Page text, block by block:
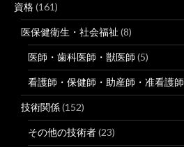
資格(161)
医保健衛生・社会福祉 (8)
医師・歯科医師・獣医師 (5)
看護師・保健師・助産師・准看護師
技術関係(152)
その他の技術者(23)